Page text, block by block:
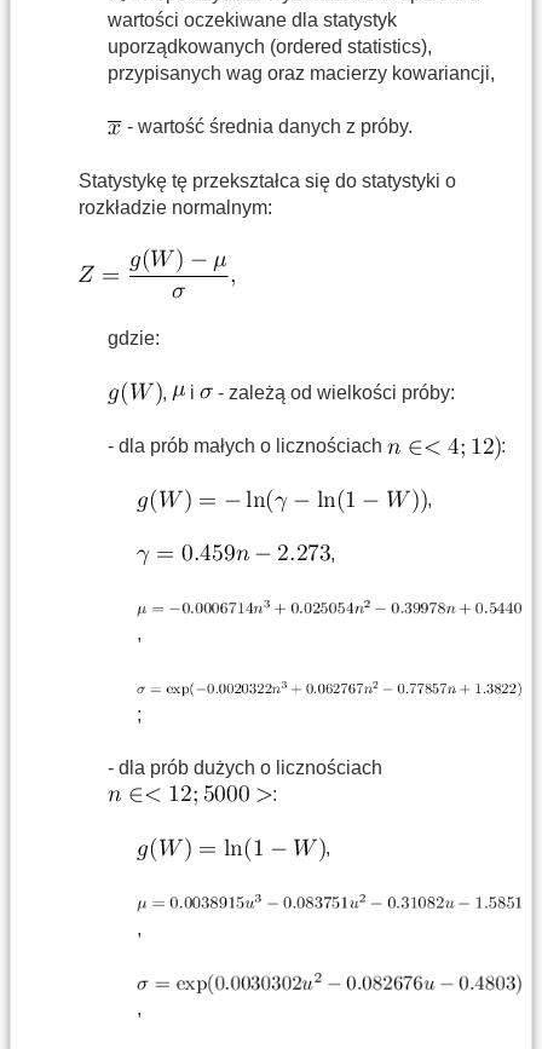
wartości oczekiwane dla statystyk
uporządkowanych (ordered statistics),
przypisanych wag oraz macierzy kowariancji,
- wartość średnia danych z próby.
Statystykę tę przekształca się do statystyki o
rozkładzie normalnym:
gdzie:
, i - zależą od wielkości próby:
- dla prób małych o licznościach :
,
,
,
;
- dla prób dużych o licznościach
:
,
,
,